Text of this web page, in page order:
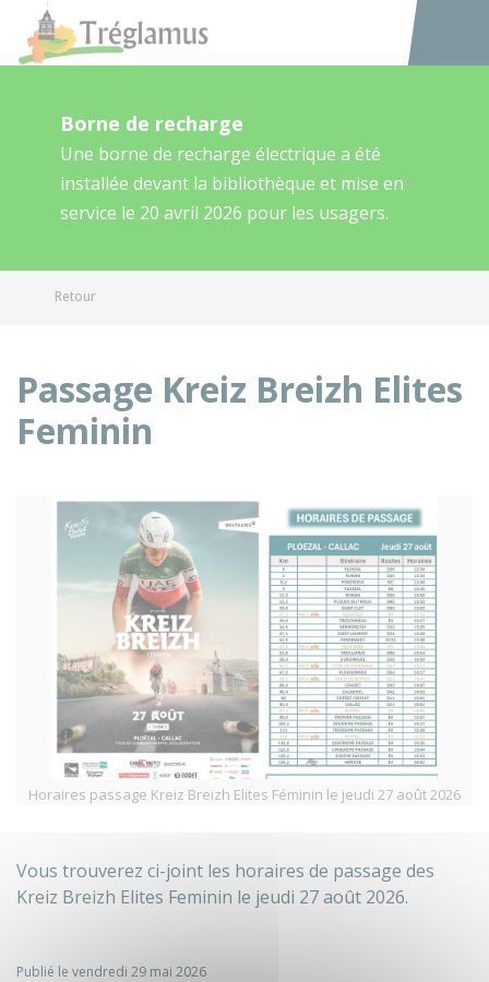
Accéder
Borne de recharge
Une borne de recharge électrique a été
installée devant la bibliothèque et mise en
service le 20 avril 2026 pour les usagers.
Retour
Passage Kreiz Breizh Elites
Feminin
Horaires passage Kreiz Breizh Elites Féminin le jeudi 27 août 2026
Vous trouverez ci-joint les horaires de passage des
Kreiz Breizh Elites Feminin le jeudi 27 août 2026.
Publié le vendredi 29 mai 2026